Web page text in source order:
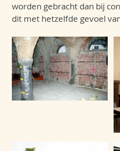
worden gebracht dan bij
dit met hetzelfde gevoel